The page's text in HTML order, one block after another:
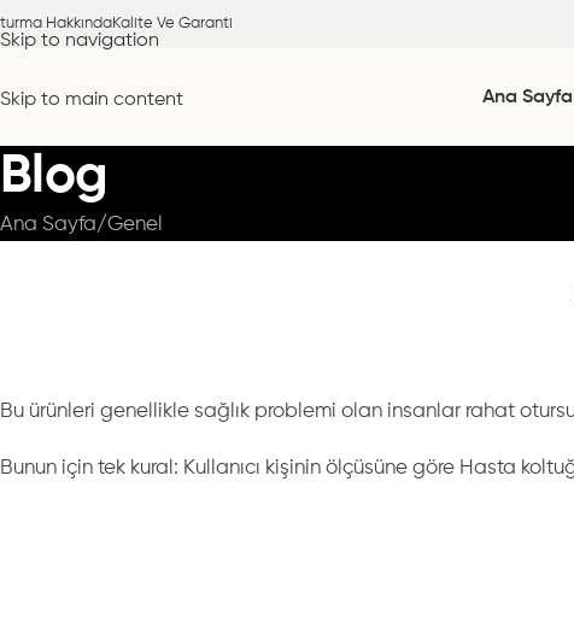
Skip to navigation
Skip to main content
HakkındaKalite Ve Garanti
Ana Sayfa
Blog
Ana Sayfa Genel
Bu ürünleri genellikle sağlık problemi olan insanlar rahat
Bunun için tek kural: Kullanıcı kişinin ölçüsüne göre Hasta